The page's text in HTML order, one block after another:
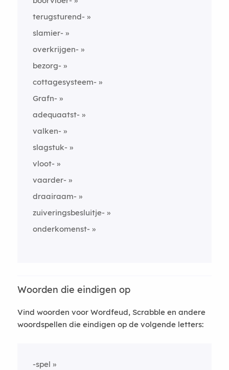
terugsturend-
slamier-
overkrijgen-
bezorg-
cottagesysteem-
Grafn-
adequaatst-
valken-
slagstuk-
vloot-
vaarder-
draairaam-
zuiveringsbesluitje-
onderkomenst-
Woorden die eindigen op
Vind woorden voor Wordfeud, Scrabble en andere
woordspellen die eindigen op de volgende letters:
-spel